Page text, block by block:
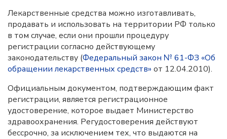
Лекарственные средства можно изготавливать,
продавать и использовать на территории РФ только
в том случае, если они прошли процедуру
регистрации согласно действующему
законодательству (Федеральный закон № 61-ФЗ «Об
обращении лекарственных средств» от 12.04.2010).
Официальным документом, подтверждающим факт
регистрации, является регистрационное
удостоверение, которое выдает Министерство
здравоохранения. Регудостоверения действуют
бессрочно, за исключением тех, что выдаются на